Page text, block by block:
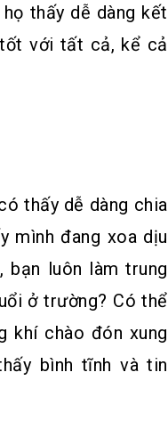
thấy dễ dàng kết
với tất cả, kể cả
thấy dễ dàng chia
mình đang xoa dịu
bạn luôn làm trung
ở trường? Có thể
khí chào đón xung
bình tĩnh và tin